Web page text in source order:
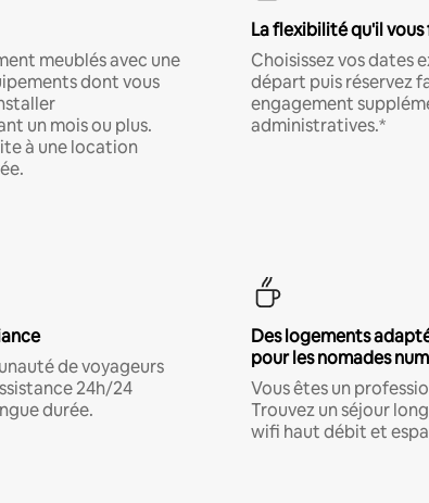
meublés avec une
dont vous
un mois ou plus.
à une location
La flexibilité qu'il
Choisissez vos dates
départ puis réservez
engagement
administratives.*
de voyageurs
24h/24
durée.
Des logements
pour les nomades
Vous êtes un
Trouvez un séjour
wifi haut débit et